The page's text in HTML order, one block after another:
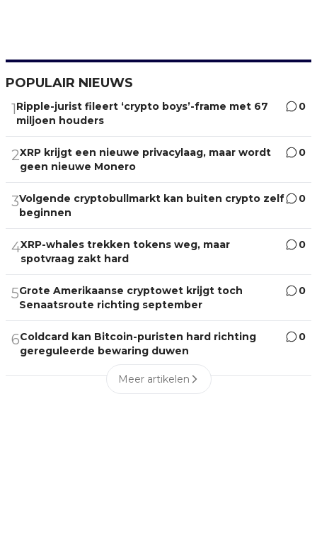
POPULAIR NIEUWS
1Ripple-jurist fileert ‘crypto boys’-frame met 67
miljoen houders
0
2XRP krijgt een nieuwe privacylaag, maar wordt
geen nieuwe Monero
0
3Volgende cryptobullmarkt kan buiten crypto zelf
beginnen
0
4XRP-whales trekken tokens weg, maar
spotvraag zakt hard
0
5Grote Amerikaanse cryptowet krijgt toch
Senaatsroute richting september
0
6Coldcard kan Bitcoin-puristen hard richting
gereguleerde bewaring duwen
0
Meer artikelen